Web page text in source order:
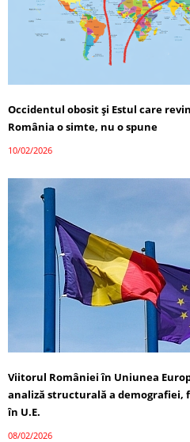
Occidentul obosit și Estul care
România o simte, nu o spune
10/02/2026
Viitorul României în Uniunea
analiză structurală a demografiei,
în U.E.
08/02/2026